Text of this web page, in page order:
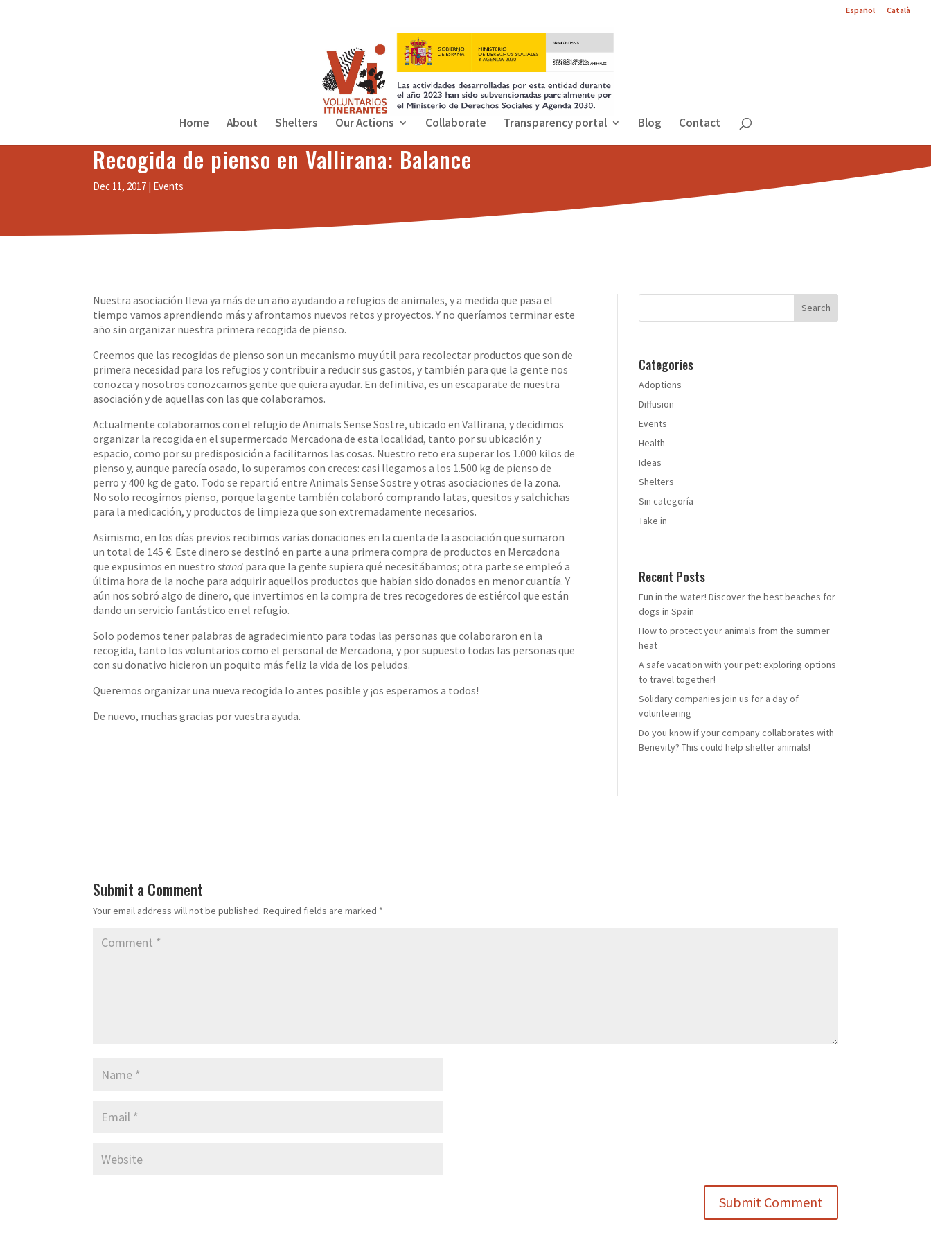
Español Català
Home About Shelters Our Actions Collaborate Transparency portal Blog Contact
Recogida de pienso en Vallirana: Balance
Dec 11, 2017 Events
Nuestra asociación lleva ya más de un año ayudando a refugios de animales, y a medida que pasa el
tiempo vamos aprendiendo más y afrontamos nuevos retos y proyectos. Y no queríamos terminar este
año sin organizar nuestra primera recogida de pienso.
Creemos que las recogidas de pienso son un mecanismo muy útil para recolectar productos que son de
primera necesidad para los refugios y contribuir a reducir sus gastos, y también para que la gente nos
conozca y nosotros conozcamos gente que quiera ayudar. En definitiva, es un escaparate de nuestra
asociación y de aquellas con las que colaboramos.
Actualmente colaboramos con el refugio de Animals Sense Sostre, ubicado en Vallirana, y decidimos
organizar la recogida en el supermercado Mercadona de esta localidad, tanto por su ubicación y
espacio, como por su predisposición a facilitarnos las cosas. Nuestro reto era superar los 1.000 kilos de
pienso y, aunque parecía osado, lo superamos con creces: casi llegamos a los 1.500 kg de pienso de
perro y 400 kg de gato. Todo se repartió entre Animals Sense Sostre y otras asociaciones de la zona.
No solo recogimos pienso, porque la gente también colaboró comprando latas, quesitos y salchichas
para la medicación, y productos de limpieza que son extremadamente necesarios.
Asimismo, en los días previos recibimos varias donaciones en la cuenta de la asociación que sumaron
un total de 145 €. Este dinero se destinó en parte a una primera compra de productos en Mercadona
que expusimos en nuestrostand para que la gente supiera qué necesitábamos; otra parte se empleó a
última hora de la noche para adquirir aquellos productos que habían sido donados en menor cuantía. Y
aún nos sobró algo de dinero, que invertimos en la compra de tres recogedores de estiércol que están
dando un servicio fantástico en el refugio.
Solo podemos tener palabras de agradecimiento para todas las personas que colaboraron en la
recogida, tanto los voluntarios como el personal de Mercadona, y por supuesto todas las personas que
con su donativo hicieron un poquito más feliz la vida de los peludos.
Queremos organizar una nueva recogida lo antes posible y ¡os esperamos a todos!
De nuevo, muchas gracias por vuestra ayuda.
Categories
Adoptions
Diffusion
Events
Health
Ideas
Shelters
Sin categoría
Take in
Recent Posts
Fun in the water! Discover the best beaches for
dogs in Spain
How to protect your animals from the summer
heat
A safe vacation with your pet: exploring options
to travel together!
Solidary companies join us for a day of
volunteering
Do you know if your company collaborates with
Benevity? This could help shelter animals!
Submit a Comment
Your email address will not be published. Required fields are marked *